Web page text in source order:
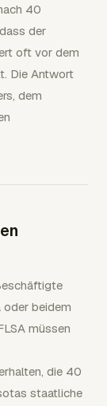
40
der
oft vor dem
Die Antwort
dem
oder beidem
müssen
die 40
staatliche